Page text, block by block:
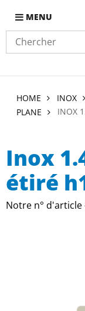
MENU
HOME INOX
PLANE
INOX
Inox
étiré
Notre n° d'article